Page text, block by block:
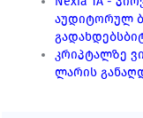
აუდიტორულ
კრიპტალზე
ლარის